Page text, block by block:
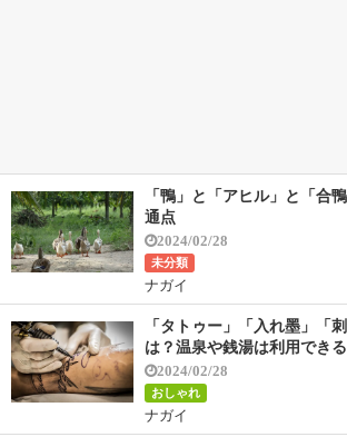
「鴨」と「アヒル」と「合
通点
2024/02/28
未分類
ナガイ
「タトゥー」「入れ墨」「
は？温泉や銭湯は利用でき
2024/02/28
おしゃれ
ナガイ